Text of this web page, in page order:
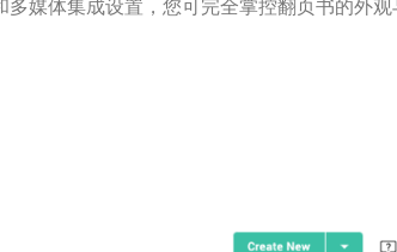
媒体集成设置，您可完全掌控翻页书的外